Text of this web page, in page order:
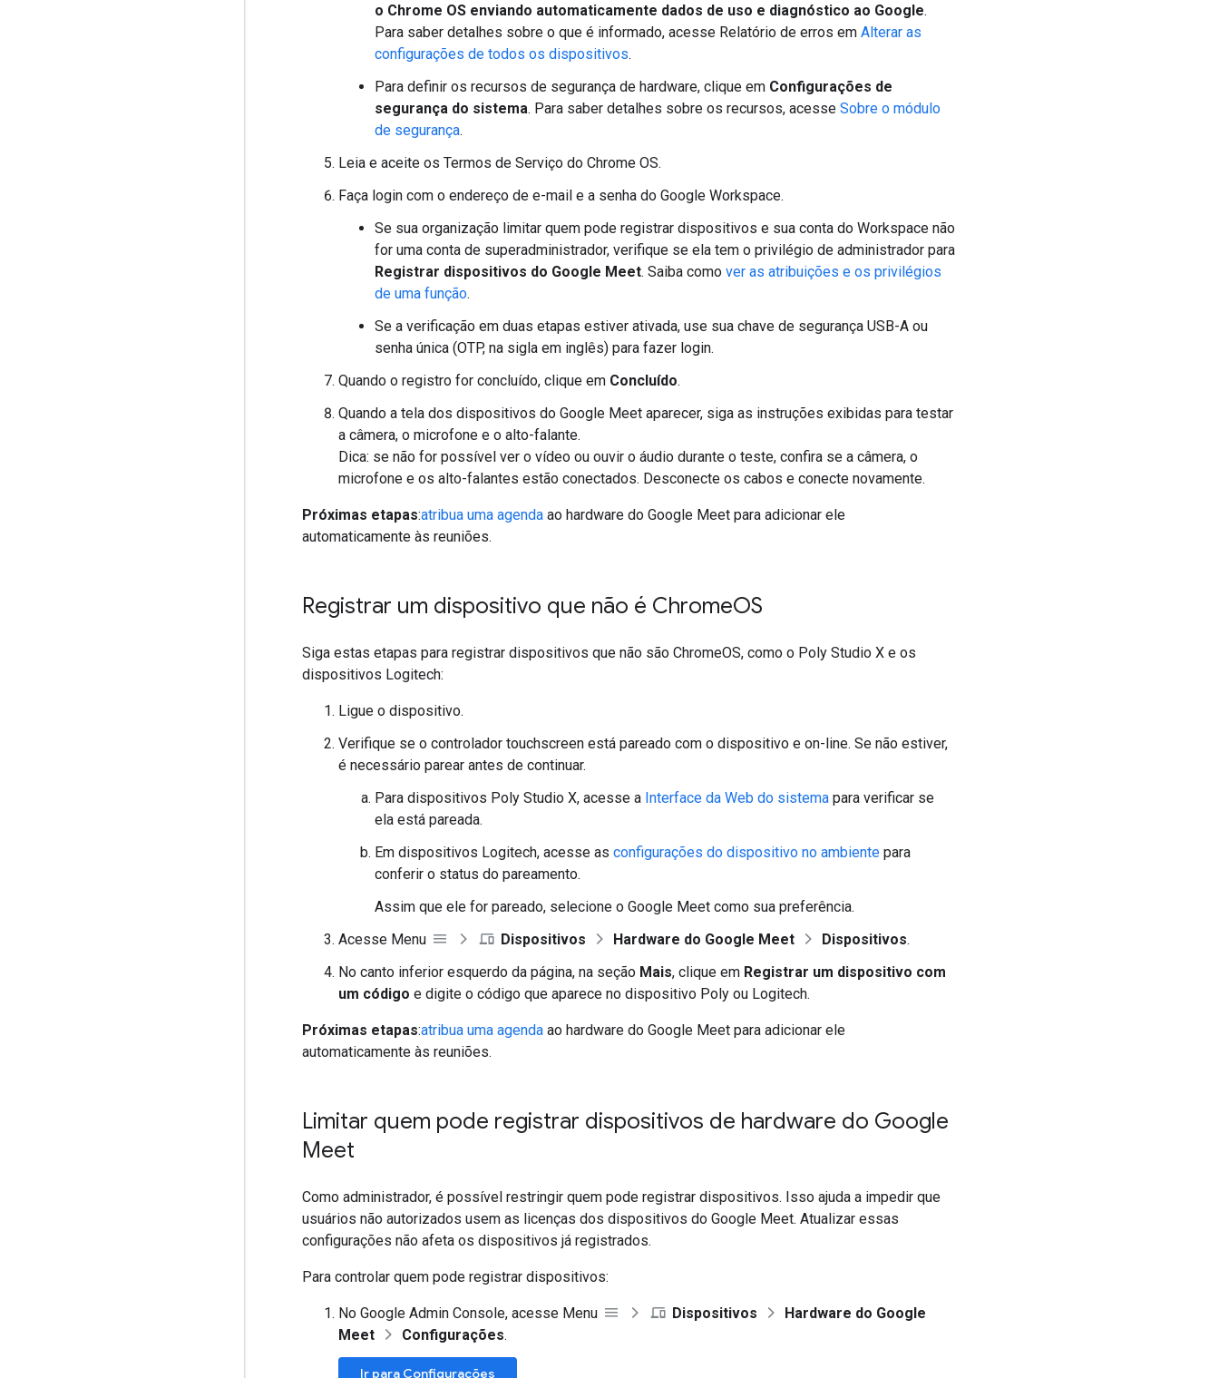
o Chrome OS enviando automaticamente dados de uso e diagnóstico ao Google.
Para saber detalhes sobre o que é informado, acesse Relatório de erros em Alterar as
configurações de todos os dispositivos.
Para definir os recursos de segurança de hardware, clique em Configurações de
segurança do sistema. Para saber detalhes sobre os recursos, acesse Sobre o módulo
de segurança.
Leia e aceite os Termos de Serviço do Chrome OS.
Faça login com o endereço de e-mail e a senha do Google Workspace.
Se sua organização limitar quem pode registrar dispositivos e sua conta do Workspace não
for uma conta de superadministrador, verifique se ela tem o privilégio de administrador para
Registrar dispositivos do Google Meet. Saiba como ver as atribuições e os privilégios
de uma função.
Se a verificação em duas etapas estiver ativada, use sua chave de segurança USB-A ou
senha única (OTP, na sigla em inglês) para fazer login.
Quando o registro for concluído, clique em Concluído.
Quando a tela dos dispositivos do Google Meet aparecer, siga as instruções exibidas para testar
a câmera, o microfone e o alto-falante.
Dica: se não for possível ver o vídeo ou ouvir o áudio durante o teste, confira se a câmera, o
microfone e os alto-falantes estão conectados. Desconecte os cabos e conecte novamente.
Próximas etapas:atribua uma agenda ao hardware do Google Meet para adicionar ele
automaticamente às reuniões.
Registrar um dispositivo que não é ChromeOS
Siga estas etapas para registrar dispositivos que não são ChromeOS, como o Poly Studio X e os
dispositivos Logitech:
Ligue o dispositivo.
Verifique se o controlador touchscreen está pareado com o dispositivo e on-line. Se não estiver,
é necessário parear antes de continuar.
Para dispositivos Poly Studio X, acesse a Interface da Web do sistema para verificar se
ela está pareada.
Em dispositivos Logitech, acesse as configurações do dispositivo no ambiente para
conferir o status do pareamento.
Assim que ele for pareado, selecione o Google Meet como sua preferência.
Acesse Menu
Dispositivos Hardware do Google Meet Dispositivos.
No canto inferior esquerdo da página, na seção Mais, clique em Registrar um dispositivo com
um código e digite o código que aparece no dispositivo Poly ou Logitech.
Próximas etapas:atribua uma agenda ao hardware do Google Meet para adicionar ele
automaticamente às reuniões.
Limitar quem pode registrar dispositivos de hardware do Google
Meet
Como administrador, é possível restringir quem pode registrar dispositivos. Isso ajuda a impedir que
usuários não autorizados usem as licenças dos dispositivos do Google Meet. Atualizar essas
configurações não afeta os dispositivos já registrados.
Para controlar quem pode registrar dispositivos:
No Google Admin Console, acesse Menu Dispositivos
Hardware do Google
Meet
Configurações.
Ir para Configurações